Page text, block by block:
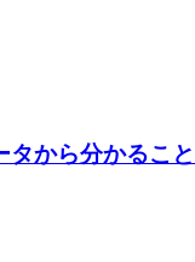
タから分かる